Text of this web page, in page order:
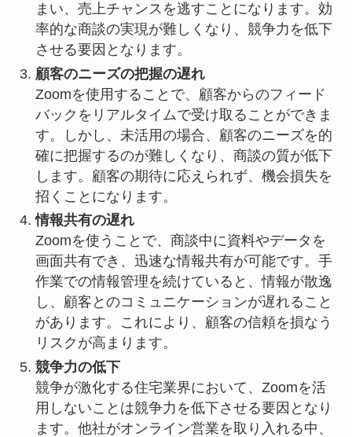
まい、売上チャンスを逃すことになります。効
率的な商談の実現が難しくなり、競争力を低下
させる要因となります。
顧客のニーズの把握の遅れ
Zoomを使用することで、顧客からのフィード
バックをリアルタイムで受け取ることができま
す。しかし、未活用の場合、顧客のニーズを的
確に把握するのが難しくなり、商談の質が低下
します。顧客の期待に応えられず、機会損失を
招くことになります。
情報共有の遅れ
Zoomを使うことで、商談中に資料やデータを
画面共有でき、迅速な情報共有が可能です。手
作業での情報管理を続けていると、情報が散逸
し、顧客とのコミュニケーションが遅れること
があります。これにより、顧客の信頼を損なう
リスクが高まります。
競争力の低下
競争が激化する住宅業界において、Zoomを活
用しないことは競争力を低下させる要因となり
ます。他社がオンライン営業を取り入れる中、